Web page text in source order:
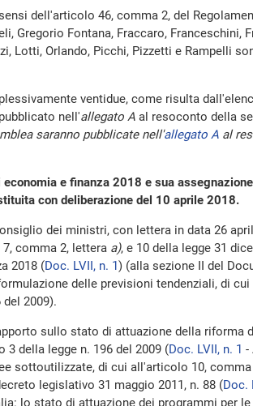
dell'articolo 46, comma 2, del
Gregorio Fontana, Fraccaro, Franceschini,
Lotti, Orlando, Picchi, Pizzetti e Rampelli
ventidue, come risulta
nell'allegato A al resoconto della
saranno pubblicate nell'allegato A al
e finanza 2018 e sua
con deliberazione del 10 aprile 2018.
dei ministri, con lettera in data 26
comma 2, lettera a), e 10 della legge 31
2018 (Doc. LVII, n. 1) (alla sezione II del
delle previsioni tendenziali, di
2009).
sullo stato di attuazione della riforma
della legge n. 196 del 2009 (Doc. LVII, n. 1 -
sottoutilizzate, di cui all'articolo 10, comma
legislativo 31 maggio 2011, n. 88 (Doc.
lo stato di attuazione dei programmi per